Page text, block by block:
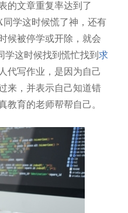
的文章重复率达到了
学这时候慌了神，还有
候被停学或开除，就会
这时候找到慌忙找到 求
代写作业，是因为自己
来，并表示自己知道错
教育的老师帮帮自己。